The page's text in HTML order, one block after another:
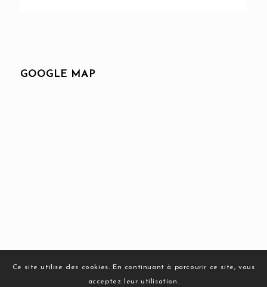
GOOGLE MAP
Ce site utilise des cookies. En continuant à parcourir ce site, vous
acceptez leur utilisation.